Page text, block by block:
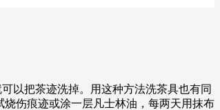
以把茶迹洗掉。用这种方法洗茶具也有同
伤痕迹或涂一层凡士林油，每两天用抹布